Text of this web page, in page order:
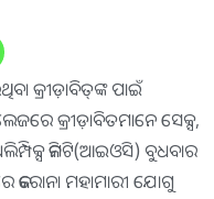
କ୍ରୀଡ଼ାବିତ୍‌ଙ୍କ ପାଇଁ
କ୍ରୀଡ଼ାବିତମାନେ ସେକ୍ସ,
ଅଲିମ୍ପିକ୍ସ କମିଟି(ଆଇଓସି) ବୁଧବାର
କରୋନା ମହାମାରୀ ଯୋଗୁ